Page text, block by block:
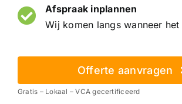
Afspraak inplannen
Wij komen langs wanneer
Offerte aanvragen
Gratis – Lokaal – VCA gecertificeerd